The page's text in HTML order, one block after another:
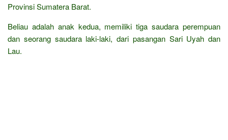
Provinsi Sumatera Barat.
Beliau adalah anak kedua, memiliki tiga saudara perempuan
dan seorang saudara laki-laki, dari pasangan Sari Uyah dan
Lau.